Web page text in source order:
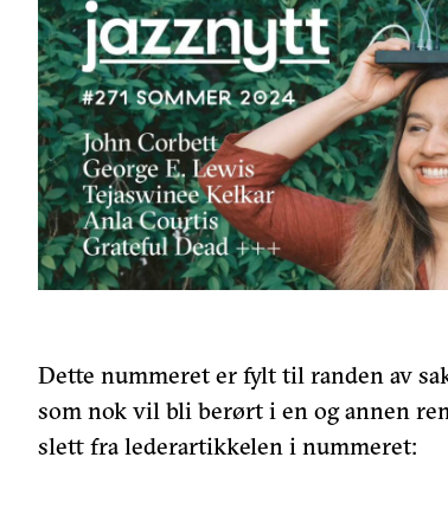
Dette nummeret er fylt til randen av
som nok vil bli berørt i en og annen
slett fra lederartikkelen i nummeret: